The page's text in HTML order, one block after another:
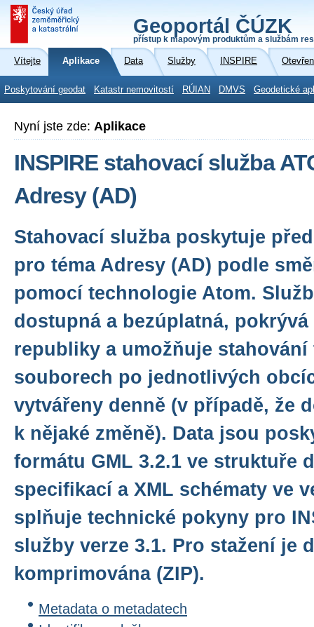
Geoportál ČÚZK
přístup k mapovým produktům a službám
Vítejte Aplikace Data Služby INSPIRE
Poskytování geodat Katastr nemovitostí RÚIAN DMVS Geodetické
Nyní jste zde: Aplikace
INSPIRE stahovací služba
Adresy (AD)
Stahovací služba poskytuje
pro téma Adresy (AD) podle
pomocí technologie Atom.
dostupná a bezúplatná, pokrývá
republiky a umožňuje stahování
souborech po jednotlivých
vytvářeny denně (v případě, že
k nějaké změně). Data jsou
formátu GML 3.2.1 ve struktuře
specifikací a XML schématy ve
splňuje technické pokyny pro
služby verze 3.1. Pro stažení je
komprimována (ZIP).
Metadata o metadatech